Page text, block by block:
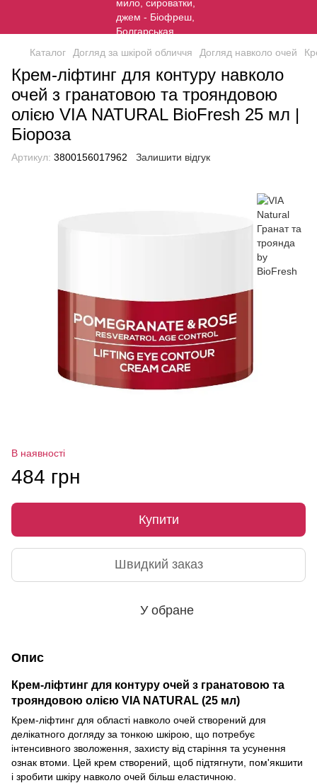
Каталог Догляд за шкірой обличчя Догляд навколо очей
Крем-ліфтинг для контуру навколо
очей з гранатовою та трояндовою
олією VIA NATURAL BioFresh 25 мл |
Біороза
Артикул: 3800156017962 Залишити відгук
В наявності
484 грн
Купити
Швидкий заказ
У обране
Опис
Крем-ліфтинг для контуру очей з гранатовою та
трояндовою олією VIA NATURAL (25 мл)
Крем-ліфтинг для області навколо очей створений для
делікатного догляду за тонкою шкірою, що потребує
інтенсивного зволоження, захисту від старіння та усунення
ознак втоми. Цей крем створений, щоб підтягнути, пом'якшити
і зробити шкіру навколо очей більш еластичною.